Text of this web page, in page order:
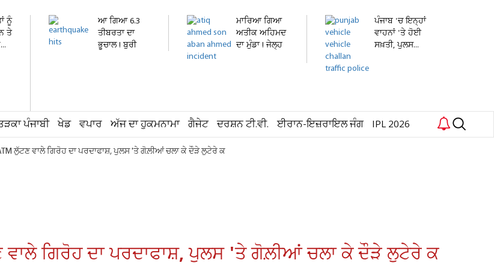
ਨੂੰ
ਤੇ
ਆ ਗਿਆ 6.3
ਤੀਬਰਤਾ ਦਾ
ਭੂਚਾਲ ! ਬੁਰੀ
ਮਾਰਿਆ ਗਿਆ
ਅਤੀਕ ਅਹਿਮਦ
ਦਾ ਮੁੰਡਾ ! ਜੇਲ੍ਹ
ਪੰਜਾਬ 'ਚ ਇਨ੍ਹਾਂ
ਵਾਹਨਾਂ 'ਤੇ ਹੋਈ
ਸਖ਼ਤੀ, ਪੁਲਸ...
ਪੰਜਾਬੀ ਖੇਡ ਵਪਾਰ ਅੱਜ ਦਾ ਹੁਕਮਨਾਮਾ ਗੈਜੇਟ ਦਰਸ਼ਨ ਟੀ.ਵੀ. ਈਰਾਨ-ਇਜ਼ਰਾਇਲ ਜੰਗ IPL 2026
ਲੁੱਟਣ ਵਾਲੇ ਗਿਰੋਹ ਦਾ ਪਰਦਾਫਾਸ਼, ਪੁਲਸ 'ਤੇ ਗੋਲ਼ੀਆਂ ਚਲਾ ਕੇ ਦੌੜੇ ਲੁਟੇਰੇ ਕ
ਗਿਰੋਹ ਦਾ ਪਰਦਾਫਾਸ਼, ਪੁਲਸ 'ਤੇ ਗੋਲ਼ੀਆਂ ਚਲਾ ਕੇ ਦੌੜੇ ਲੁਟੇਰੇ ਕ